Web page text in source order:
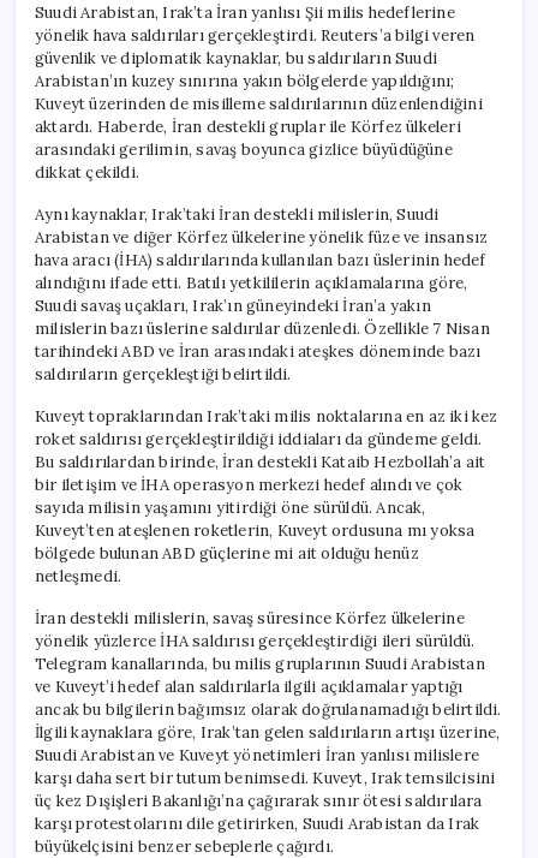
Milislere
Hava
Saldırısı
Düzenledi
için
Suudi Arabistan, Irak’ta İran yanlısı Şii milis hedeflerine
yönelik hava saldırıları gerçekleştirdi. Reuters’a bilgi veren
güvenlik ve diplomatik kaynaklar, bu saldırıların Suudi
Arabistan’ın kuzey sınırına yakın bölgelerde yapıldığını;
Kuveyt üzerinden de misilleme saldırılarının düzenlendiğini
aktardı. Haberde, İran destekli gruplar ile Körfez ülkeleri
arasındaki gerilimin, savaş boyunca gizlice büyüdüğüne
dikkat çekildi.
Aynı kaynaklar, Irak’taki İran destekli milislerin, Suudi
Arabistan ve diğer Körfez ülkelerine yönelik füze ve insansız
hava aracı (İHA) saldırılarında kullanılan bazı üslerinin hedef
alındığını ifade etti. Batılı yetkililerin açıklamalarına göre,
Suudi savaş uçakları, Irak’ın güneyindeki İran’a yakın
milislerin bazı üslerine saldırılar düzenledi. Özellikle 7 Nisan
tarihindeki ABD ve İran arasındaki ateşkes döneminde bazı
saldırıların gerçekleştiği belirtildi.
Kuveyt topraklarından Irak’taki milis noktalarına en az iki kez
roket saldırısı gerçekleştirildiği iddiaları da gündeme geldi.
Bu saldırılardan birinde, İran destekli Kataib Hezbollah’a ait
bir iletişim ve İHA operasyon merkezi hedef alındı ve çok
sayıda milisin yaşamını yitirdiği öne sürüldü. Ancak,
Kuveyt’ten ateşlenen roketlerin, Kuveyt ordusuna mı yoksa
bölgede bulunan ABD güçlerine mi ait olduğu henüz
netleşmedi.
İran destekli milislerin, savaş süresince Körfez ülkelerine
yönelik yüzlerce İHA saldırısı gerçekleştirdiği ileri sürüldü.
Telegram kanallarında, bu milis gruplarının Suudi Arabistan
ve Kuveyt’i hedef alan saldırılarla ilgili açıklamalar yaptığı
ancak bu bilgilerin bağımsız olarak doğrulanamadığı belirtildi.
İlgili kaynaklara göre, Irak’tan gelen saldırıların artışı üzerine,
Suudi Arabistan ve Kuveyt yönetimleri İran yanlısı milislere
karşı daha sert bir tutum benimsedi. Kuveyt, Irak temsilcisini
üç kez Dışişleri Bakanlığı’na çağırarak sınır ötesi saldırılara
karşı protestolarını dile getirirken, Suudi Arabistan da Irak
büyükelçisini benzer sebeplerle çağırdı.